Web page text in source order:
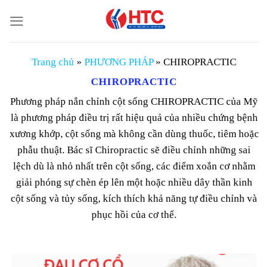
đến
nội
Trang chủ » PHƯƠNG PHÁP» CHIROPRACTIC
CHIROPRACTIC
Phương pháp nắn chỉnh cột sống CHIROPRACTIC của Mỹ
là phương pháp điều trị rất hiệu quả của nhiều chứng bệnh
xương khớp, cột sống mà không cần dùng thuốc, tiêm hoặc
phẫu thuật. Bác sĩ Chiropractic sẽ điều chỉnh những sai
lệch dù là nhỏ nhất trên cột sống, các điểm xoắn cơ nhằm
giải phóng sự chèn ép lên một hoặc nhiều dây thần kinh
cột sống và tủy sống, kích thích khả năng tự điều chỉnh và
phục hồi của cơ thể.